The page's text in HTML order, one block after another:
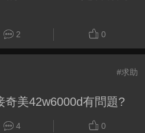
2 0
#求助
奇美42w6000d有問題?
4 0